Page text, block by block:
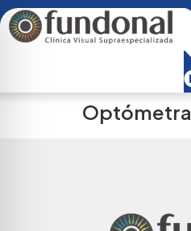
Optómetra